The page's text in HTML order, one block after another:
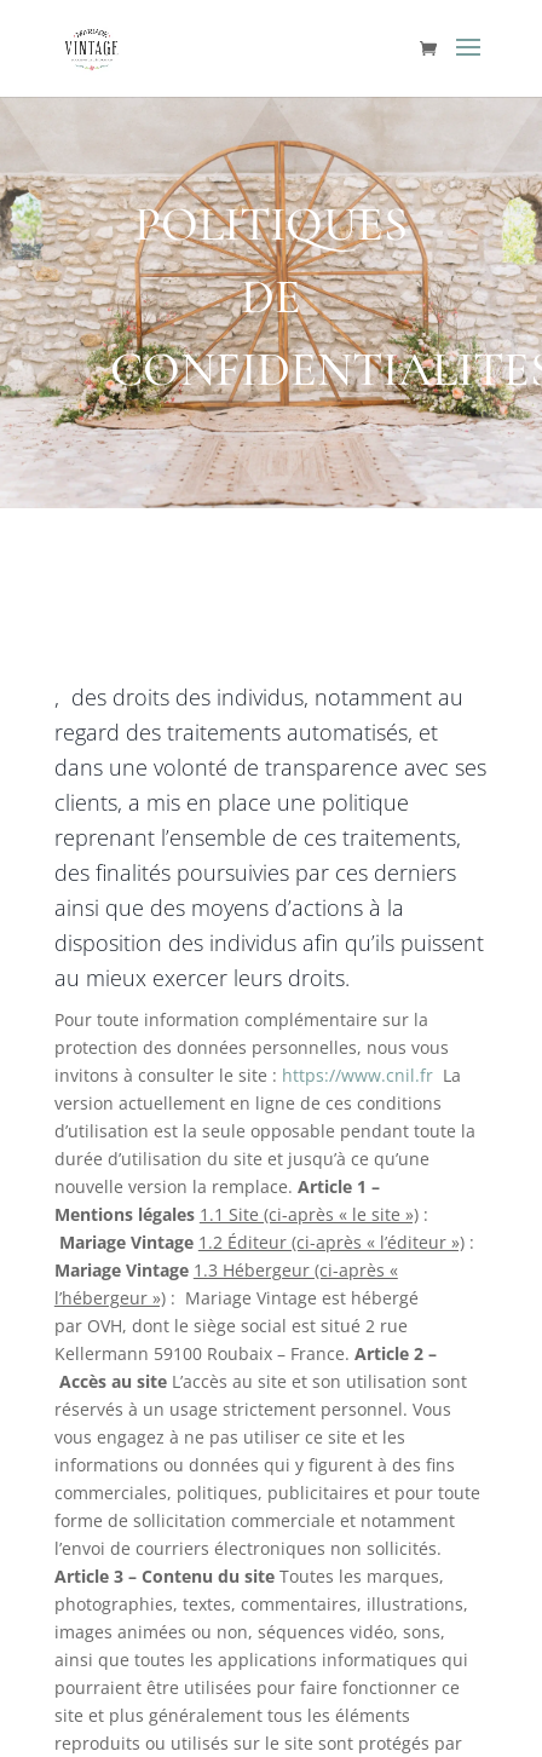
POLITIQUES
DE
, des droits des individus, notamment au
regard des traitements automatisés, et
dans une volonté de transparence avec ses
clients, a mis en place une politique
reprenant l’ensemble de ces traitements,
des finalités poursuivies par ces derniers
ainsi que des moyens d’actions à la
disposition des individus afin qu’ils puissent
au mieux exercer leurs droits.
Pour toute information complémentaire sur la
protection des données personnelles, nous vous
invitons à consulter le site : https://www.cnil.fr La
version actuellement en ligne de ces conditions
d’utilisation est la seule opposable pendant toute la
durée d’utilisation du site et jusqu’à ce qu’une
nouvelle version la remplace. Article 1 –
Mentions légales 1.1 Site (ci-après « le site »):
Mariage Vintage 1.2 Éditeur (ci-après « l’éditeur »):
Mariage Vintage 1.3 Hébergeur (ci-après «
l’hébergeur »): Mariage Vintage est hébergé
par OVH, dont le siège social est situé 2 rue
Kellermann 59100 Roubaix– France. Article 2 –
Accès au siteL’accès au site et son utilisation sont
réservés à un usage strictement personnel. Vous
vous engagez à ne pas utiliser ce site et les
informations ou données qui y figurent à des fins
commerciales, politiques, publicitaires et pour toute
forme de sollicitation commerciale et notamment
l’envoi de courriers électroniques non sollicités.
Article 3 – Contenu du siteToutes les marques,
photographies, textes, commentaires, illustrations,
images animées ou non, séquences vidéo, sons,
ainsi que toutes les applications informatiques qui
pourraient être utilisées pour faire fonctionner ce
site et plus généralement tous les éléments
reproduits ou utilisés sur le site sont protégés par